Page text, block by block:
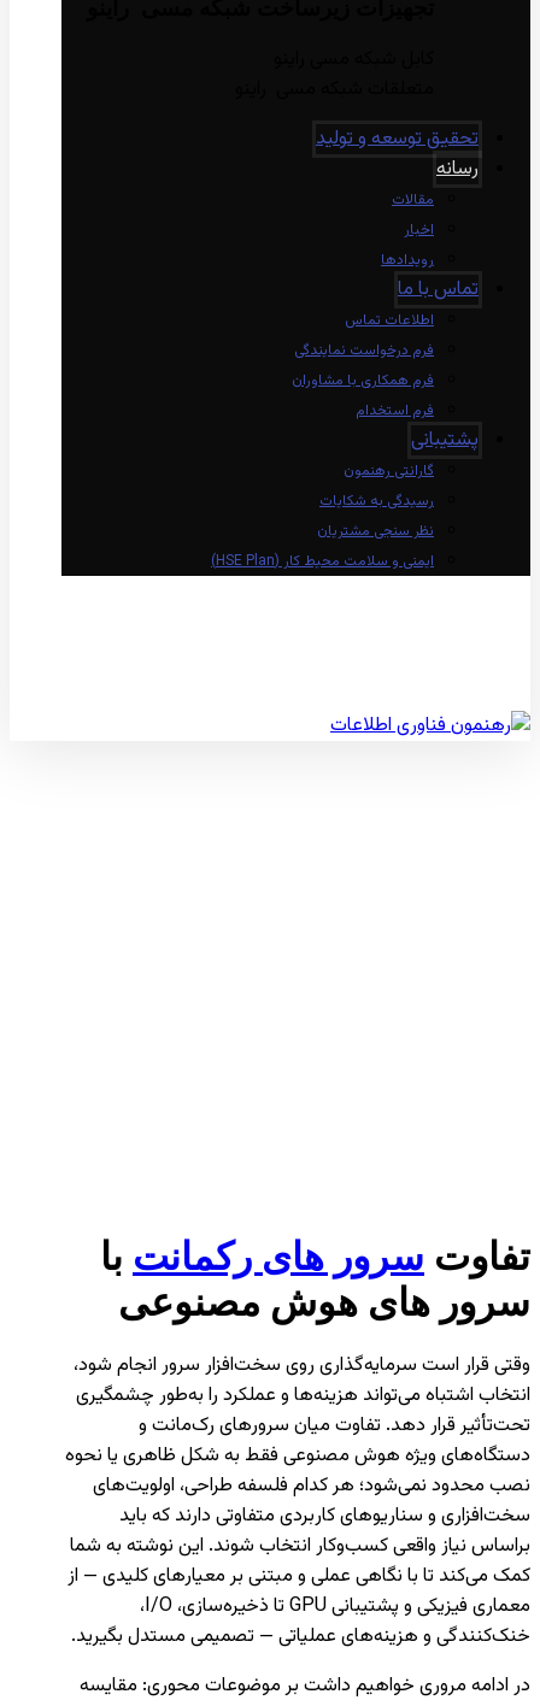
تحقیق توسعه و تولید
رسانه
مقالات
اخبار
رویدادها
تماس با ما
اطلاعات تماس
فرم درخواست نمایندگی
فرم همکاری با مشاوران
فرم استخدام
پشتیبانی
گارانتی رهنمون
رسیدگی به شکایات
نظر سنجی مشتریان
ایمنی و سلامت محیط کار (HSE Plan)
تفاوت سرور های رکمانت با
سرور های هوش مصنوعی
وقتی قرار است سرمایه‌گذاری روی سخت‌افزار سرور انجام شود،
انتخاب اشتباه می‌تواند هزینه‌ها و عملکرد را به‌طور چشمگیری
تحت‌تأثیر قرار دهد. تفاوت میان سرورهای رک‌مانت و
دستگاه‌های ویژه هوش مصنوعی فقط به شکل ظاهری یا نحوه
نصب محدود نمی‌شود؛ هر کدام فلسفه طراحی، اولویت‌های
سخت‌افزاری و سناریوهای کاربردی متفاوتی دارند که باید
براساس نیاز واقعی کسب‌وکار انتخاب شوند. این نوشته به شما
کمک می‌کند تا با نگاهی عملی و مبتنی بر معیارهای کلیدی — از
معماری فیزیکی و پشتیبانی GPU تا ذخیره‌سازی، I/O،
خنک‌کنندگی و هزینه‌های عملیاتی — تصمیمی مستدل بگیرید.
در ادامه مروری خواهیم داشت بر موضوعات محوری: مقایسه